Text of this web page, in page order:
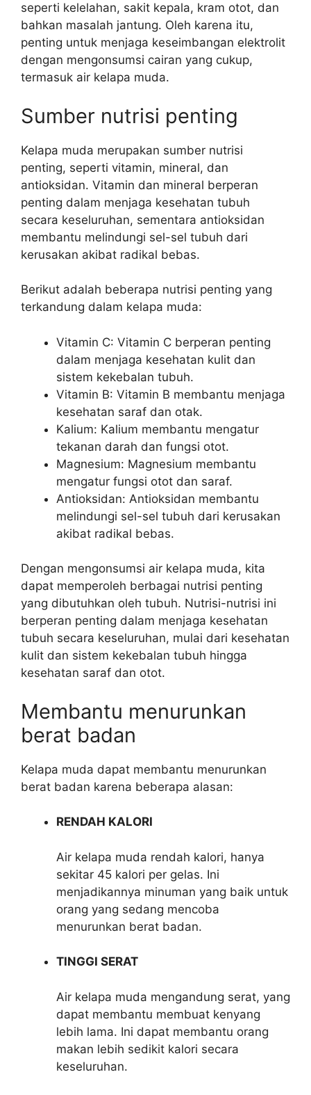
seperti kelelahan, sakit kepala, kram otot, dan
bahkan masalah jantung. Oleh karena itu,
penting untuk menjaga keseimbangan elektrolit
dengan mengonsumsi cairan yang cukup,
termasuk air kelapa muda.
Sumber nutrisi penting
Kelapa muda merupakan sumber nutrisi
penting, seperti vitamin, mineral, dan
antioksidan. Vitamin dan mineral berperan
penting dalam menjaga kesehatan tubuh
secara keseluruhan, sementara antioksidan
membantu melindungi sel-sel tubuh dari
kerusakan akibat radikal bebas.
Berikut adalah beberapa nutrisi penting yang
terkandung dalam kelapa muda:
Vitamin C: Vitamin C berperan penting
dalam menjaga kesehatan kulit dan
sistem kekebalan tubuh.
Vitamin B: Vitamin B membantu menjaga
kesehatan saraf dan otak.
Kalium: Kalium membantu mengatur
tekanan darah dan fungsi otot.
Magnesium: Magnesium membantu
mengatur fungsi otot dan saraf.
Antioksidan: Antioksidan membantu
melindungi sel-sel tubuh dari kerusakan
akibat radikal bebas.
Dengan mengonsumsi air kelapa muda, kita
dapat memperoleh berbagai nutrisi penting
yang dibutuhkan oleh tubuh. Nutrisi-nutrisi ini
berperan penting dalam menjaga kesehatan
tubuh secara keseluruhan, mulai dari kesehatan
kulit dan sistem kekebalan tubuh hingga
kesehatan saraf dan otot.
Membantu menurunkan
berat badan
Kelapa muda dapat membantu menurunkan
berat badan karena beberapa alasan:
RENDAH KALORI
Air kelapa muda rendah kalori, hanya
sekitar 45 kalori per gelas. Ini
menjadikannya minuman yang baik untuk
orang yang sedang mencoba
menurunkan berat badan.
TINGGI SERAT
Air kelapa muda mengandung serat, yang
dapat membantu membuat kenyang
lebih lama. Ini dapat membantu orang
makan lebih sedikit kalori secara
keseluruhan.